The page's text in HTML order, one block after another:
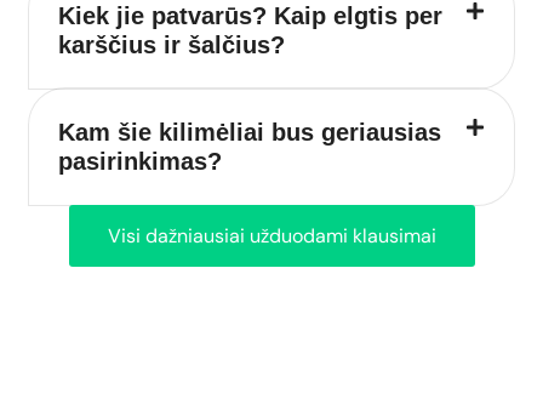
Kiek jie patvarūs? Kaip elgtis per
karščius ir šalčius?
Kam šie kilimėliai bus geriausias
pasirinkimas?
Visi dažniausiai užduodami klausimai